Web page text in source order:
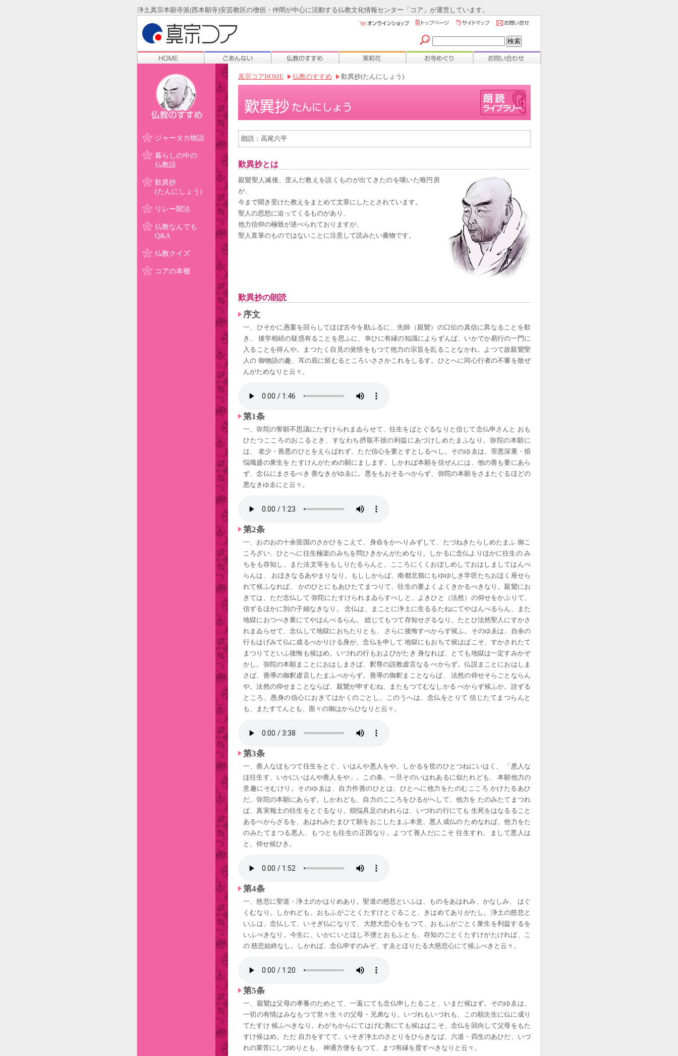
浄土真宗本願寺派(西本願寺)安芸教区の僧侶・仲間が中心に活動する仏教文化情報センター「コア」が運営しています。
ジャータカ物語
暮らしの中の
仏教語
歎異抄
(たんにしょう)
リレー聞法
仏教なんでも
Q&A
仏教クイズ
コアの本棚
真宗コアHOME 仏教のすすめ 歎異抄(たんにしょう)
朗読：高尾六平
歎異抄とは
親鸞聖人滅後、歪んだ教えを説くものが出てきたのを嘆いた唯円房
が、
今まで聞き受けた教えをまとめて文章にしたとされています。
聖人の思想に迫ってくるものがあり、
他力信仰の極致が述べられておりますが、
聖人直筆のものではないことに注意して読みたい書物です。
歎異抄の朗読
序文
一、ひそかに愚案を回らしてほぼ古今を勘ふるに、先師（親鸞）の口伝の真信に異なることを歎
き、 後学相続の疑惑有ることを思ふに、幸ひに有縁の知識によらずんば、いかでか易行の一門に
入ることを得んや。まつたく自見の覚悟をもつて他力の宗旨を乱ることなかれ。よつて故親鸞聖
人の 御物語の趣、耳の底に留むるところいささかこれをしるす。ひとへに同心行者の不審を散ぜ
んがためなりと云々。
第1条
一、弥陀の誓願不思議にたすけられまゐらせて、往生をばとぐるなりと信じて念仏申さんと おも
ひたつこころのおこるとき、すなわち摂取不捨の利益にあづけしめたまふなり。弥陀の本願に
は、 老少・善悪のひとをえらばれず、ただ信心を要とすとしるべし。そのゆゑは、罪悪深重・煩
悩熾盛の衆生を たすけんがための願にまします。しかれば本願を信ぜんには、他の善も要にあら
ず、念仏にまさるべき 善なきがゆゑに。悪をもおそるべからず、弥陀の本願をさまたぐるほどの
悪なきゆゑにと云々。
第2条
一、おのおの十余箇国のさかひをこえて、身命をかへりみずして、たづねきたらしめたまふ 御こ
ころざい、ひとへに往生極楽のみちを問ひきかんがためなり。しかるに念仏よりほかに往生の み
ちをも存知し、また法文等をもしりたるらんと、こころにくくおぼしめしておはしましてはんべ
らんは、 おほきなるあやまりなり。もししからば、南都北嶺にもゆゆしき学匠たちおほく座せら
れて候ふなれば、 かのひとにもあひたてまつりて、往生の要よくよくきかるべきなり。親鸞にお
きては、ただ念仏して 弥陀にたすけられまゐらすべしと、よきひと（法然）の仰せをかぶりて、
信ずるほかに別の子細なきなり。 念仏は、まことに浄土に生るるたねにてやはんべるらん、また
地獄におつべき業にてやはんべるらん。 総じてもつて存知せざるなり。たとひ法然聖人にすかさ
れまゐらせて、念仏して地獄におちたりとも、 さらに後悔すべからず候ふ。そのゆゑは、自余の
行もはげみて仏に成るべかりける身が、念仏を申して 地獄にもおちて候はばこそ、すかされたて
まつりてといふ後悔も候はめ。いづれの行もおよびがたき 身なれば、とても地獄は一定すみかぞ
かし。弥陀の本願まことにおはしまさば、釈尊の説教虚言なる べからず。仏説まことにおはしま
さば、善導の御釈虚言したまふべからず。善導の御釈まことならば、 法然の仰せそらごとならん
や。法然の仰せまことならば、親鸞が申すむね、またもつてむなしかる べからず候ふか。詮ずる
ところ、愚身の信心におきてはかくのごとし。このうへは、念仏をとりて 信じたてまつらんと
も、またすてんとも、面々の御はからひなりと云々。
第3条
一、善人なほもつて往生をとぐ、いはんや悪人をや。しかるを世のひとつねにいはく、 「悪人な
ほ往生す、いかにいはんや善人をや」。この条、一旦そのいはれあるに似たれども、 本願他力の
意趣にそむけり。そのゆゑは、自力作善のひとは、ひとへに他力をたのむこころ かけたるあひ
だ、弥陀の本願にあらず。しかれども、自力のこころをひるがへして、他力を たのみたてまつれ
ば、真実報土の往生をとぐるなり。煩悩具足のわれらは、いづれの行にても 生死をはなるること
あるべからざるを、あはれみたまひて願をおこしたまふ本意、悪人成仏の ためなれば、他力をた
のみたてまつる悪人、もつとも往生の正因なり。よつて善人だにこそ 往生すれ、まして悪人は
と、仰せ候ひき。
第4条
一、慈悲に聖道・浄土のかはりめあり。聖道の慈悲といふは、ものをあはれみ、かなしみ、 はぐ
くむなり。しかれども、おもふがごとくたすけとぐること、きはめてありがたし。浄土の慈悲と
いふは、念仏して、いそぎ仏になりて、大慈大悲心をもつて、おもふがごとく衆生を利益するを
いふべきなり。今生に、いかにいとほし不便とおもふとも、存知のごとくたすけがたければ、こ
の 慈悲始終なし。しかれば、念仏申すのみぞ、すゑとほりたる大慈悲心にて候ふべきと云々。
第5条
一、親鸞は父母の孝養のためとて、一返にても念仏申したること、いまだ候はず。そのゆゑは、
一切の有情はみなもつて世々生々の父母・兄弟なり。いづれもいづれも、この順次生に仏に成り
てたすけ 候ふべきなり。わがちからにてはげむ善にても候はばこそ、念仏を回向して父母をもた
すけ候はめ。ただ 自力をすてて、いそぎ浄土のさとりをひらきなば、六道・四生のあひだ、いづ
れの業苦にしづめりとも、 神通方便をもつて、まづ有縁を度すべきなりと云々。